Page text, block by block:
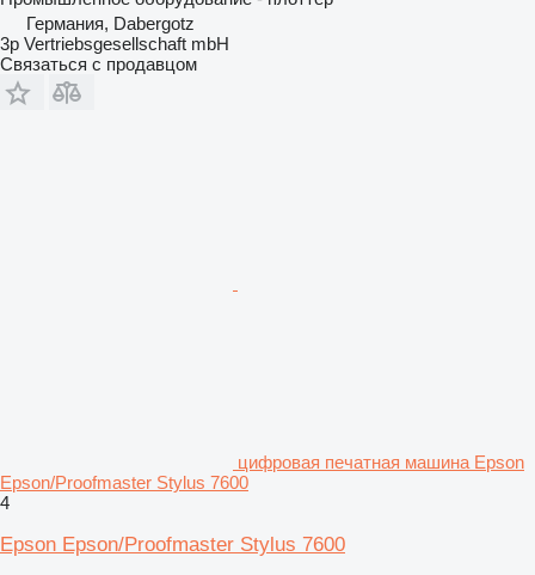
Германия, Dabergotz
3p Vertriebsgesellschaft mbH
Связаться с продавцом
цифровая печатная машина Epson
Epson/Proofmaster Stylus 7600
4
Epson Epson/Proofmaster Stylus 7600